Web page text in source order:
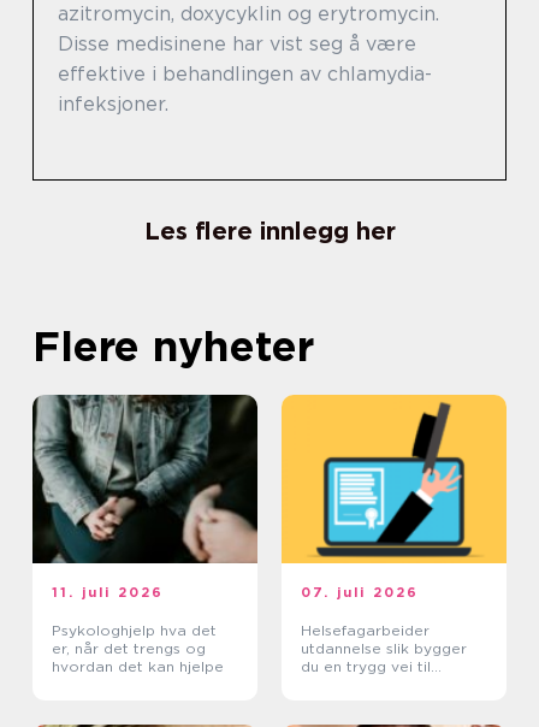
azitromycin, doxycyklin og erytromycin.
Disse medisinene har vist seg å være
effektive i behandlingen av chlamydia-
infeksjoner.
Les flere innlegg her
Flere nyheter
11. juli 2026
Psykologhjelp hva det
er, når det trengs og
hvordan det kan hjelpe
07. juli 2026
Helsefagarbeider
utdannelse slik bygger
du en trygg vei til